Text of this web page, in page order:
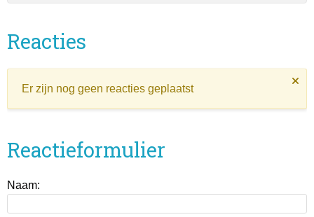
Reacties
Er zijn nog geen reacties geplaatst
Reactieformulier
Naam: